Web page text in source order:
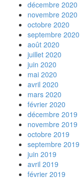
décembre 2020
novembre 2020
octobre 2020
septembre 2020
août 2020
juillet 2020
juin 2020
mai 2020
avril 2020
mars 2020
février 2020
décembre 2019
novembre 2019
octobre 2019
septembre 2019
juin 2019
avril 2019
février 2019